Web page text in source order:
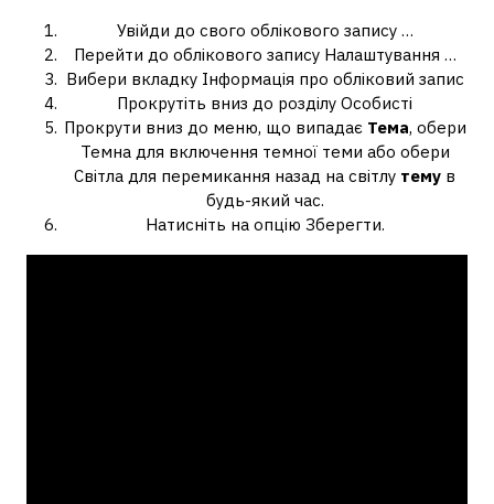
Увійди до свого облікового запису …
Перейти до облікового запису Налаштування …
Вибери вкладку Інформація про обліковий запис
Прокрутіть вниз до розділу Особисті
Прокрути вниз до меню, що випадає Тема, обери
Темна для включення темної теми або обери
Світла для перемикання назад на світлу тему в
будь-який час.
Натисніть на опцію Зберегти.